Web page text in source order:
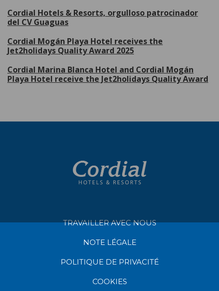
Cordial Hotels & Resorts, orgulloso patrocinador
del CV Guaguas
Cordial Mogán Playa Hotel receives the
Jet2holidays Quality Award 2025
Cordial Marina Blanca Hotel and Cordial Mogán
Playa Hotel receive the Jet2holidays Quality Award
TRAVAILLER AVEC NOUS
NOTE LÉGALE
POLITIQUE DE PRIVACITÉ
COOKIES